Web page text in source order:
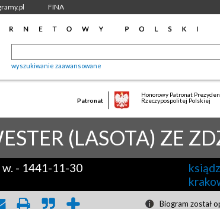
FINA
wyszukiwanie zaawansowane
Patronat
Honorowy Patronat
Rzeczypospolitej Polskiej
(LASOTA) ZE
- 1441-11-30
Biogram został